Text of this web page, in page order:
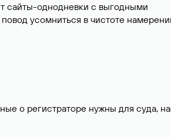
сайты-однодневки с выгодными
усомниться в чистоте
о регистраторе нужны для суда,